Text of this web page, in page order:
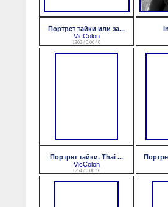
Портрет тайки или за...
VicColon
1302 / 0.00 / 0
Портрет тайки. Thai ...
VicColon
1754 / 0.00 / 0